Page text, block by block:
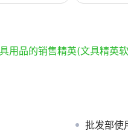
用品的销售精英(文具精英
批发部使